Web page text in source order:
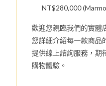
NT$280,000
歡迎您親臨我們的實體
您詳細介紹每一款商品
提供線上諮詢服務，期
購物體驗。